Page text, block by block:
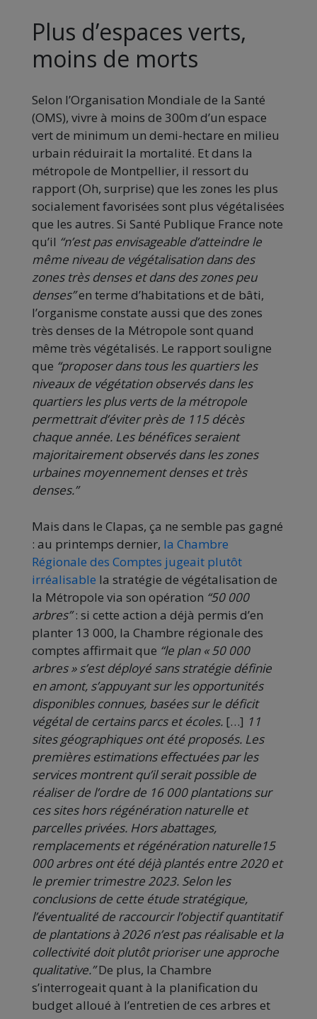
Plus d’espaces verts,
moins de morts
Selon l’Organisation Mondiale de la Santé
(OMS), vivre à moins de 300m d’un espace
vert de minimum un demi-hectare en milieu
urbain réduirait la mortalité. Et dans la
métropole de Montpellier, il ressort du
rapport (Oh, surprise) que les zones les plus
socialement favorisées sont plus végétalisées
que les autres. Si Santé Publique France note
qu’il “n’est pas envisageable d’atteindre le
même niveau de végétalisation dans des
zones très denses et dans des zones peu
denses”en terme d’habitations et de bâti,
l’organisme constate aussi que des zones
très denses de la Métropole sont quand
même très végétalisés. Le rapport souligne
que “proposer dans tous les quartiers les
niveaux de végétation observés dans les
quartiers les plus verts de la métropole
permettrait d’éviter près de 115 décès
chaque année. Les bénéfices seraient
majoritairement observés dans les zones
urbaines moyennement denses et très
denses.”
Mais dans le Clapas, ça ne semble pas gagné
: au printemps dernier, la Chambre
Régionale des Comptes jugeait plutôt
irréalisable la stratégie de végétalisation de
la Métropole via son opération “50 000
arbres”: si cette action a déjà permis d’en
planter 13 000, la Chambre régionale des
comptes affirmait que “le plan « 50 000
arbres » s’est déployé sans stratégie définie
en amont, s’appuyant sur les opportunités
disponibles connues, basées sur le déficit
végétal de certains parcs et écoles. […] 11
sites géographiques ont été proposés. Les
premières estimations effectuées par les
services montrent qu’il serait possible de
réaliser de l’ordre de 16 000 plantations sur
ces sites hors régénération naturelle et
parcelles privées. Hors abattages,
remplacements et régénération naturelle15
000 arbres ont été déjà plantés entre 2020 et
le premier trimestre 2023. Selon les
conclusions de cette étude stratégique,
l’éventualité de raccourcir l’objectif quantitatif
de plantations à 2026 n’est pas réalisable et la
collectivité doit plutôt prioriser une approche
qualitative.”De plus, la Chambre
s’interrogeait quant à la planification du
budget alloué à l’entretien de ces arbres et